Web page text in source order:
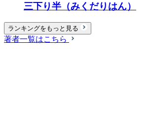
三下り半（みくだりはん）
ランキングをもっと見る
著者一覧はこちら